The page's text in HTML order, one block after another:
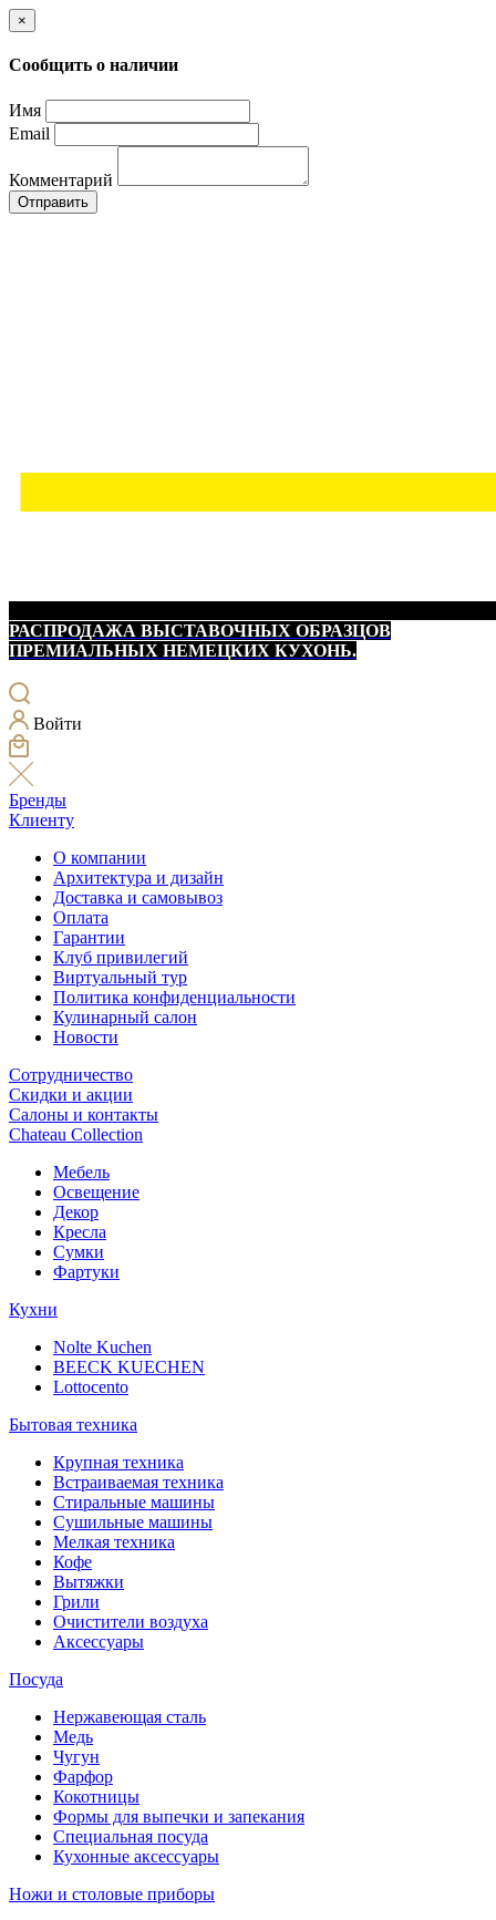
×
Сообщить о наличии
Имя
Email
Комментарий
Отправить
РАСПРОДАЖА ВЫСТАВОЧНЫХ ОБРАЗЦОВ
ПРЕМИАЛЬНЫХ НЕМЕЦКИХ КУХОНЬ.
Войти
Бренды
Клиенту
О компании
Архитектура и дизайн
Доставка и самовывоз
Оплата
Гарантии
Клуб привилегий
Виртуальный тур
Политика конфиденциальности
Кулинарный салон
Новости
Сотрудничество
Скидки и акции
Салоны и контакты
Chateau Collection
Мебель
Освещение
Декор
Кресла
Сумки
Фартуки
Кухни
Nolte Kuchen
BEECK KUECHEN
Lottocento
Бытовая техника
Крупная техника
Встраиваемая техника
Стиральные машины
Сушильные машины
Мелкая техника
Кофе
Вытяжки
Грили
Очистители воздуха
Аксессуары
Посуда
Нержавеющая сталь
Медь
Чугун
Фарфор
Кокотницы
Формы для выпечки и запекания
Специальная посуда
Кухонные аксессуары
Ножи и столовые приборы